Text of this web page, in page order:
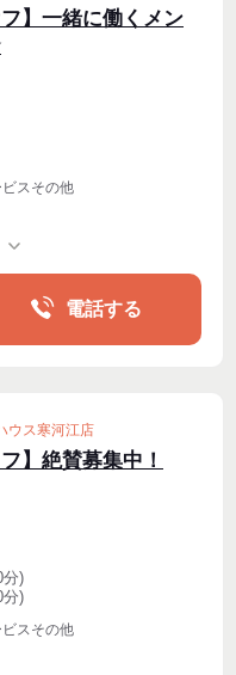
フ】一緒に働くメン
スその他
電話する
ウス寒河江店
】絶賛募集中！
分)
分)
スその他